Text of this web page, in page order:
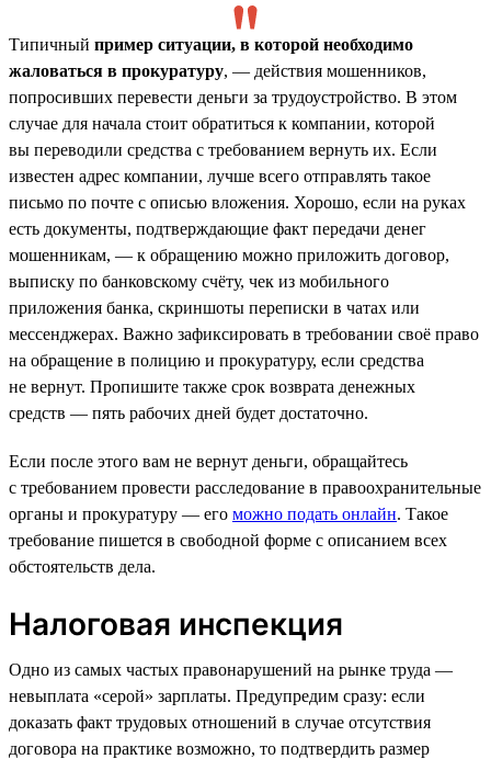
Типичный пример ситуации, в которой необходимо
жаловаться в прокуратуру, — действия мошенников,
попросивших перевести деньги за трудоустройство. В этом
случае для начала стоит обратиться к компании, которой
вы переводили средства с требованием вернуть их. Если
известен адрес компании, лучше всего отправлять такое
письмо по почте с описью вложения. Хорошо, если на руках
есть документы, подтверждающие факт передачи денег
мошенникам, — к обращению можно приложить договор,
выписку по банковскому счёту, чек из мобильного
приложения банка, скриншоты переписки в чатах или
мессенджерах. Важно зафиксировать в требовании своё право
на обращение в полицию и прокуратуру, если средства
не вернут. Пропишите также срок возврата денежных
средств — пять рабочих дней будет достаточно.
Если после этого вам не вернут деньги, обращайтесь
с требованием провести расследование в правоохранительные
органы и прокуратуру — его можно подать онлайн. Такое
требование пишется в свободной форме с описанием всех
обстоятельств дела.
Налоговая инспекция
Одно из самых частых правонарушений на рынке труда —
невыплата «серой» зарплаты. Предупредим сразу: если
доказать факт трудовых отношений в случае отсутствия
договора на практике возможно, то подтвердить размер